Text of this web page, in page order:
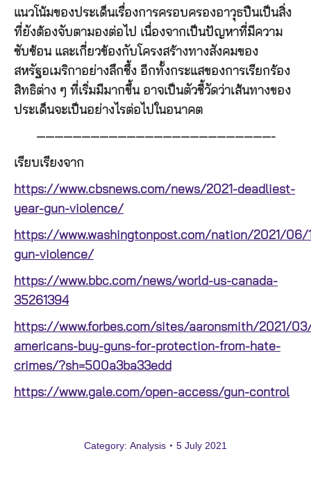
แนวโน้มของประเด็นเรื่องการครอบครองอาวุธปืนเป็นสิ่ง
ที่ยังต้องจับตามองต่อไป เนื่องจากเป็นปัญหาที่มีความ
ซับซ้อน และเกี่ยวข้องกับโครงสร้างทางสังคมของ
สหรัฐอเมริกาอย่างลึกซึ้ง อีกทั้งกระแสของการเรียกร้อง
สิทธิต่าง ๆ ที่เริ่มมีมากขึ้น อาจเป็นตัวชี้วัดว่าเส้นทางของ
ประเด็นจะเป็นอย่างไรต่อไปในอนาคต
——————————————————————————-
เรียบเรียงจาก
https://www.cbsnews.com/news/2021-deadliest-
year-gun-violence/
https://www.washingtonpost.com/nation/2021/06/
gun-violence/
https://www.bbc.com/news/world-us-canada-
35261394
https://www.forbes.com/sites/aaronsmith/2021/
americans-buy-guns-for-protection-from-hate-
crimes/?sh=500a3ba33edd
https://www.gale.com/open-access/gun-control
Category: Analysis 5 July 2021